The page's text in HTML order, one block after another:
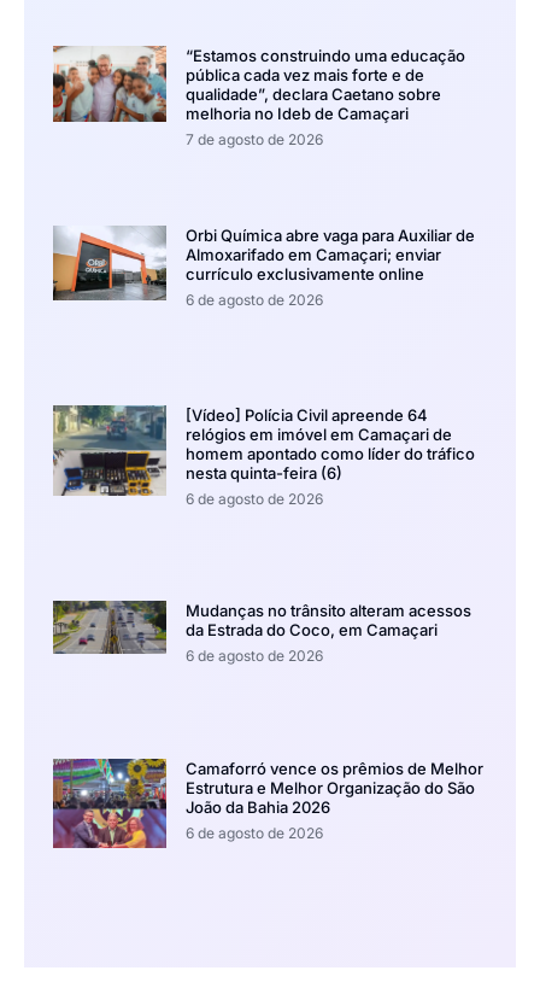
“Estamos construindo uma educação
pública cada vez mais forte e de
qualidade”, declara Caetano sobre
melhoria no Ideb de Camaçari
7 de agosto de 2026
Orbi Química abre vaga para Auxiliar de
Almoxarifado em Camaçari; enviar
currículo exclusivamente online
6 de agosto de 2026
[Vídeo] Polícia Civil apreende 64
relógios em imóvel em Camaçari de
homem apontado como líder do tráfico
nesta quinta-feira (6)
6 de agosto de 2026
Mudanças no trânsito alteram acessos
da Estrada do Coco, em Camaçari
6 de agosto de 2026
Camaforró vence os prêmios de Melhor
Estrutura e Melhor Organização do São
João da Bahia 2026
6 de agosto de 2026